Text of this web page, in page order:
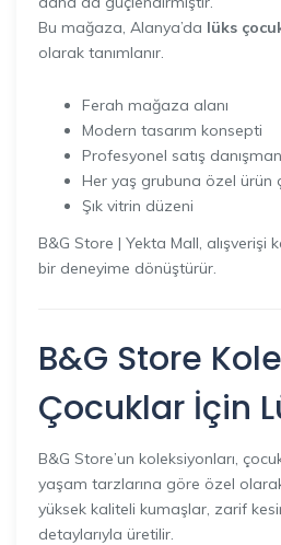
Bu mağaza, Alanya’da lüks
olarak tanımlanır.
Ferah mağaza alanı
Modern tasarım konsepti
Profesyonel satış
Her yaş grubuna özel ürün
Şık vitrin düzeni
B&G Store | Yekta Mall, alışverişi
bir deneyime dönüştürür.
B&G Store
Çocuklar İçin
B&G Store’un koleksiyonları,
yaşam tarzlarına göre özel
yüksek kaliteli kumaşlar, zarif
detaylarıyla üretilir.